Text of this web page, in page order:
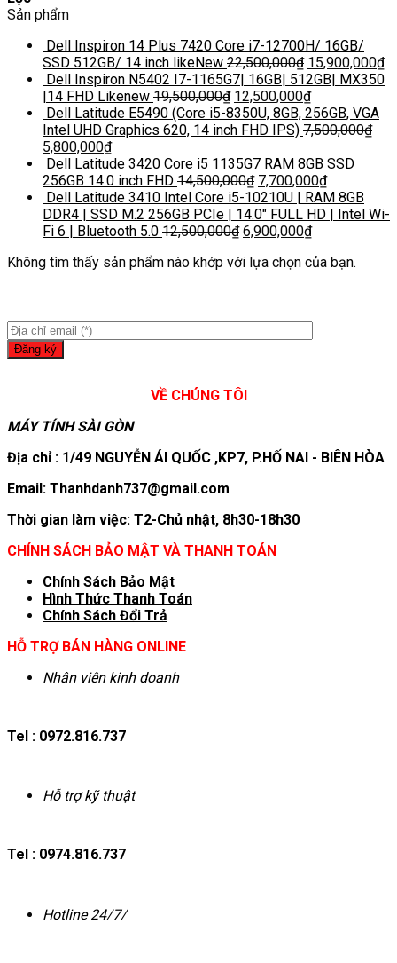
Sản phẩm
Dell Inspiron 14 Plus 7420 Core i7-12700H/ 16GB/
SSD 512GB/ 14 inch likeNew 22,500,000₫ 15,900,000₫
Dell Inspiron N5402 I7-1165G7| 16GB| 512GB| MX350
|14 FHD Likenew 19,500,000₫ 12,500,000₫
Dell Latitude E5490 (Core i5-8350U, 8GB, 256GB, VGA
Intel UHD Graphics 620, 14 inch FHD IPS) 7,500,000₫
5,800,000₫
Dell Latitude 3420 Core i5 1135G7 RAM 8GB SSD
256GB 14.0 inch FHD 14,500,000₫ 7,700,000₫
Dell Latitude 3410 Intel Core i5-10210U | RAM 8GB
DDR4 | SSD M.2 256GB PCIe | 14.0″ FULL HD | Intel Wi-
Fi 6 | Bluetooth 5.0 12,500,000₫ 6,900,000₫
Không tìm thấy sản phẩm nào khớp với lựa chọn của bạn.
VỀ CHÚNG TÔI
MÁY TÍNH SÀI GÒN
Địa chỉ : 1/49 NGUYỄN ÁI QUỐC ,KP7, P.HỐ NAI - BIÊN HÒA
Email: Thanhdanh737@gmail.com
Thời gian làm việc: T2-Chủ nhật, 8h30-18h30
CHÍNH SÁCH BẢO MẬT VÀ THANH TOÁN
Chính Sách Bảo Mật
Hình Thức Thanh Toán
Chính Sách Đổi Trả
HỖ TRỢ BÁN HÀNG ONLINE
Nhân viên kinh doanh
Tel : 0972.816.737
Hỗ trợ kỹ thuật
Tel : 0974.816.737
Hotline 24/7/